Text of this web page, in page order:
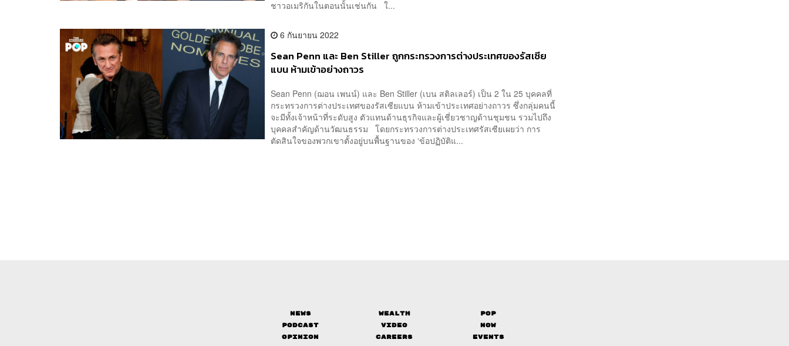
ชาวอเมริกันในตอนนั้นเช่นกัน ใ...
6 กันยายน 2022
Sean Penn และ Ben Stiller ถูกกระทรวงการต่างประเทศของรัสเซีย
แบน ห้ามเข้าอย่างถาวร
Sean Penn (ฌอน เพนน์) และ Ben Stiller (เบน สติลเลอร์) เป็น 2 ใน 25 บุคคลที่
กระทรวงการต่างประเทศของรัสเซียแบน ห้ามเข้าประเทศอย่างถาวร ซึ่งกลุ่มคนนี้
จะมีทั้งเจ้าหน้าที่ระดับสูง ตัวแทนด้านธุรกิจและผู้เชี่ยวชาญด้านชุมชน รวมไปถึง
บุคคลสำคัญด้านวัฒนธรรม โดยกระทรวงการต่างประเทศรัสเซียเผยว่า การ
ตัดสินใจของพวกเขาตั้งอยู่บนพื้นฐานของ ‘ข้อปฏิบัติแ...
News Wealth
Pop
Podcast
Video
Now
Opinion
Careers
Events